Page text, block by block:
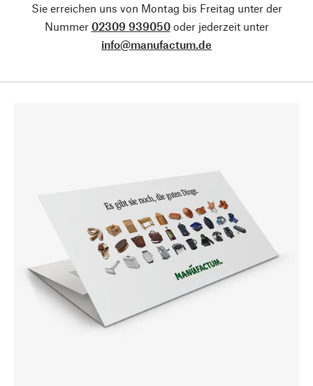
Sie erreichen uns von Montag bis Freitag unter der
Nummer 02309 939050oder jederzeit unter
info@manufactum.de